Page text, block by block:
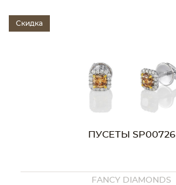
Скидка
ПУСЕТЫ SP00726
FANCY DIAMONDS